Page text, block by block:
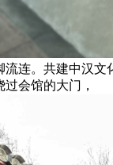
连。共建中汉文
会馆的大门，